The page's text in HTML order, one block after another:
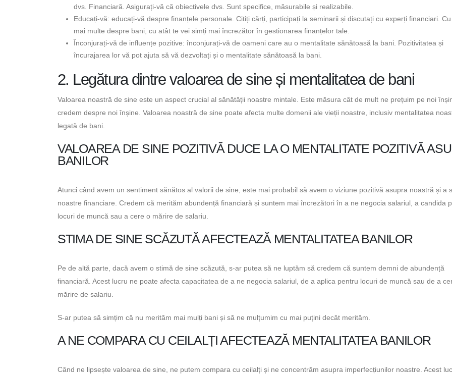
dvs. Financiară. Asigurați-vă că obiectivele dvs. Sunt specifice, măsurabile și realizabile.
Educați-vă: educați-vă despre finanțele personale. Citiți cărți, participați la seminarii și discutați cu experți financiari.
mai multe despre bani, cu atât te vei simți mai încrezător în gestionarea finanțelor tale.
Înconjurați-vă de influențe pozitive: înconjurați-vă de oameni care au o mentalitate sănătoasă la bani. Pozitivitatea și
încurajarea lor vă pot ajuta să vă dezvoltați și o mentalitate sănătoasă la bani.
2. Legătura dintre valoarea de sine și mentalitatea de bani
Valoarea noastră de sine este un aspect crucial al sănătății noastre mintale. Este măsura cât de mult ne prețuim pe noi
credem despre noi înșine. Valoarea noastră de sine poate afecta multe domenii ale vieții noastre, inclusiv mentalitatea
legată de bani.
VALOAREA DE SINE POZITIVĂ DUCE LA O MENTALITATE POZITIVĂ
BANILOR
Atunci când avem un sentiment sănătos al valorii de sine, este mai probabil să avem o viziune pozitivă asupra noastră și a
noastre financiare. Credem că merităm abundență financiară și suntem mai încrezători în a ne negocia salariul, a candida
locuri de muncă sau a cere o mărire de salariu.
STIMA DE SINE SCĂZUTĂ AFECTEAZĂ MENTALITATEA BANILOR
Pe de altă parte, dacă avem o stimă de sine scăzută, s-ar putea să ne luptăm să credem că suntem demni de abundență
financiară. Acest lucru ne poate afecta capacitatea de a ne negocia salariul, de a aplica pentru locuri de muncă sau de a
mărire de salariu.
S-ar putea să simțim că nu merităm mai mulți bani și să ne mulțumim cu mai puțini decât merităm.
A NE COMPARA CU CEILALȚI AFECTEAZĂ MENTALITATEA BANILOR
Când ne lipsește valoarea de sine, ne putem compara cu ceilalți și ne concentrăm asupra imperfecțiunilor noastre. Acest